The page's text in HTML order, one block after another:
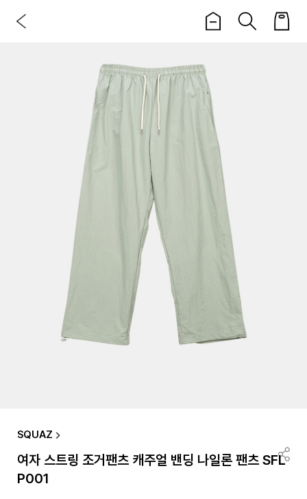
SQUAZ
여자 스트링 조거팬츠 캐주얼 밴딩 나일론 팬츠 SFL
P001